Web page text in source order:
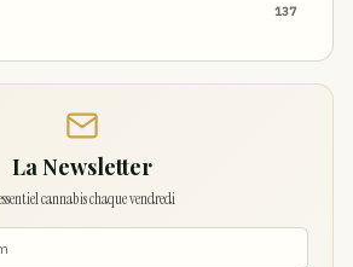
137
La Newsletter
cannabis chaque vendredi